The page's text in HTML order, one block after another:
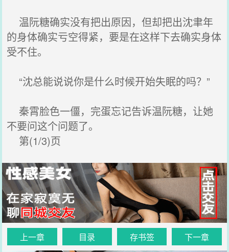
温阮糖确实没有把出原因，但却把出沈聿年
的身体确实亏空得紧，要是在这样下去确实身体
受不住。
“沈总能说说你是什么时候开始失眠的吗？”
秦霄脸色一僵，完蛋忘记告诉温阮糖，让她
不要问这个问题了。
第(1/3)页
上一章 目录 存书签 下一章